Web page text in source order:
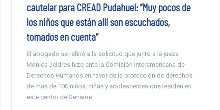
cautelar para CREAD Pudahuel: “Muy pocos de
los niños que están allí son escuchados,
tomados en cuenta”
El abogado se refirió a la solicitud que junto a la jueza
Mónica Jeldres hizo ante la Comisión Interamericana de
Derechos Humanos en favor de la protección de derechos
de más de 100 niños, niñas y adolescentes que residen en
este centro de Sename.